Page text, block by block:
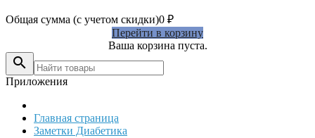
Общая сумма (с учетом скидки)0 ₽
Перейти в корзину
Ваша корзина пуста.

Приложения
Главная страница
Заметки Диабетика